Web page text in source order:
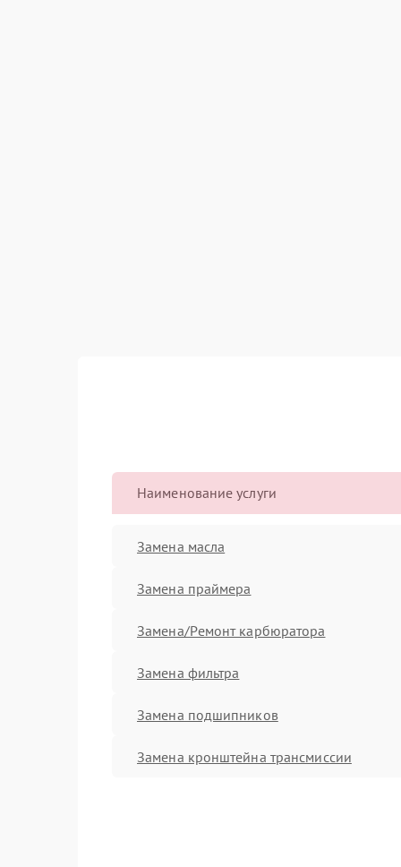
Наименование услуги
Замена масла
Замена праймера
Замена/Pемонт карбюратора
Замена фильтра
Замена подшипников
Замена кронштейна трансмиссии